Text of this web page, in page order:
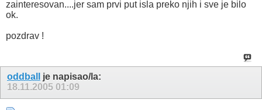
zainteresovan....jer sam prvi put isla preko njih i sve je bilo
ok.
pozdrav !
oddball
je napisao/la:
18.11.2005 01:09